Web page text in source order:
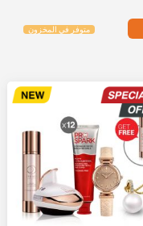
متوفر في المخزون